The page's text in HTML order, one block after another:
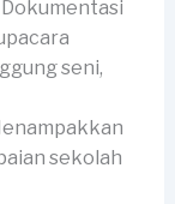
seni,
sekolah